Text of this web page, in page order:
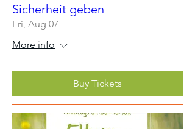
Sicherheit geben
Fri, Aug 07
More info
Buy Tickets